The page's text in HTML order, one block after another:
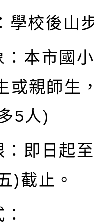
學校後山
本市國
或親師生
5人)
：即日起
)截止。